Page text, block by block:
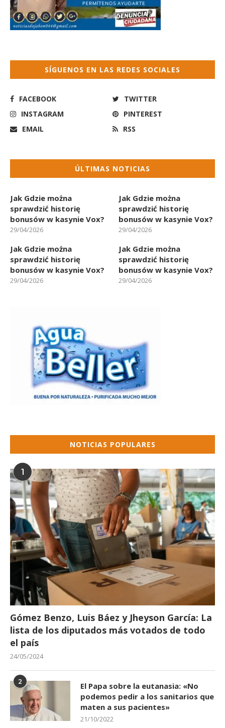
SÍGUENOS EN LAS REDES SOCIALES
FACEBOOK
TWITTER
INSTAGRAM
PINTEREST
EMAIL
RSS
ÚLTIMAS NOTICIAS
Jak Gdzie można
sprawdzić historię
bonusów w kasynie Vox?
29/04/2026
Jak Gdzie można
sprawdzić historię
bonusów w kasynie Vox?
29/04/2026
Jak Gdzie można
sprawdzić historię
bonusów w kasynie Vox?
29/04/2026
Jak Gdzie można
sprawdzić historię
bonusów w kasynie Vox?
29/04/2026
NOTICIAS POPULARES
1
Gómez Benzo, Luis Báez y Jheyson García: La
lista de los diputados más votados de todo
el país
24/05/2024
2
El Papa sobre la eutanasia: «No
podemos pedir a los sanitarios que
maten a sus pacientes»
21/10/2022